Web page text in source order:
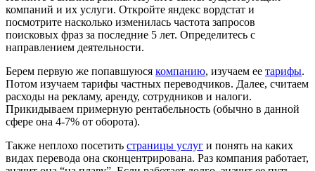
компаний и их услуги. Откройте яндекс вордстат и
посмотрите насколько изменилась частота запросов
поисковых фраз за последние 5 лет. Определитесь с
направлением деятельности.
Берем первую же попавшуюся компанию, изучаем ее тарифы.
Потом изучаем тарифы частных переводчиков. Далее, считаем
расходы на рекламу, аренду, сотрудников и налоги.
Прикидываем примерную рентабельность (обычно в данной
сфере она 4-7% от оборота).
Также неплохо посетить страницы услуг и понять на каких
видах перевода она сконцентрирована. Раз компания работает,